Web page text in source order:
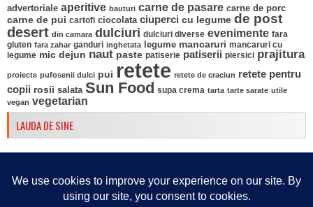
advertoriale aperitive bauturi carne de pasare carne de porc
carne de pui cartofi ciocolata ciuperci cu legume de post
desert din camara dulciuri dulciuri diverse evenimente fara
gluten fara zahar ganduri inghetata legume mancaruri mancaruri cu
legume mic dejun naut paste patiserie patiserii piersici prajitura
proiecte pufosenii dulci pui retete retete de craciun retete pentru
copii rosii salata Sun Food supa crema tarta tarte sarate utile
vegan vegetarian
LAUDA DE SINE